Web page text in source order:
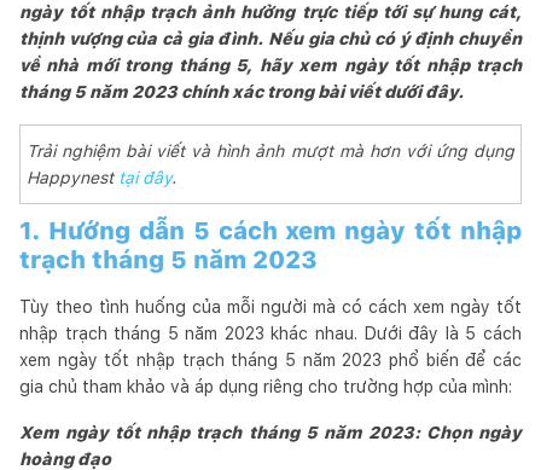
ngày tốt nhập trạch ảnh hưởng trực tiếp tới sự hung cát,
thịnh vượng của cả gia đình. Nếu gia chủ có ý định chuyển
về nhà mới trong tháng 5, hãy xem ngày tốt nhập trạch
tháng 5 năm 2023 chính xác trong bài viết dưới đây.
Trải nghiệm bài viết và hình ảnh mượt mà hơn với ứng dụng
Happynest tại đây.
1. Hướng dẫn 5 cách xem ngày tốt nhập
trạch tháng 5 năm 2023
Tùy theo tình huống của mỗi người mà có cách xem ngày tốt
nhập trạch tháng 5 năm 2023 khác nhau. Dưới đây là 5 cách
xem ngày tốt nhập trạch tháng 5 năm 2023 phổ biến để các
gia chủ tham khảo và áp dụng riêng cho trường hợp của mình:
Xem ngày tốt nhập trạch tháng 5 năm 2023: Chọn ngày
hoàng đạo